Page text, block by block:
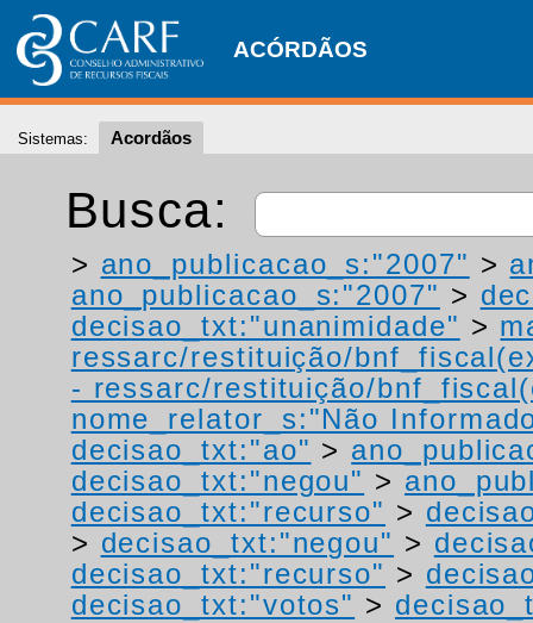
ACÓRDÃOS
Sistemas: Acordãos
Busca:
> ano_publicacao_s:"2007" >
ano_publicacao_s:"2007" >
decisao_txt:"unanimidade" >
ressarc/restituição/
- ressarc/restituição/
nome_relator_s:"Não
decisao_txt:"ao" >
decisao_txt:"negou" >
decisao_txt:"recurso" >
> decisao_txt:"negou" >
decisao_txt:"recurso" >
decisao_txt:"votos" >